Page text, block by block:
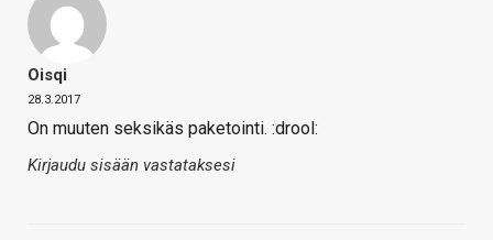
Oisqi
28.3.2017
On muuten seksikäs paketointi. :drool:
Kirjaudu sisään vastataksesi